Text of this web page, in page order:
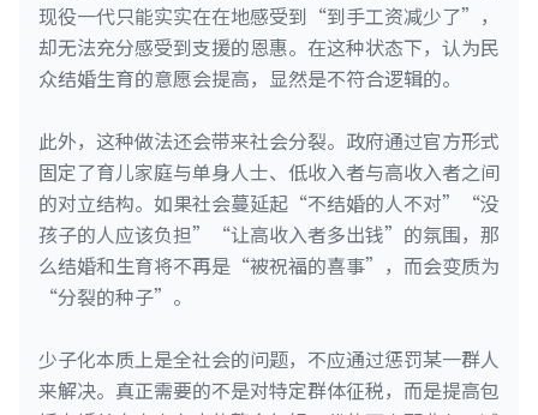
现役一代只能实实在在地感受到“到手工资减少了”，
却无法充分感受到支援的恩惠。在这种状态下，认为民
众结婚生育的意愿会提高，显然是不符合逻辑的。
此外，这种做法还会带来社会分裂。政府通过官方形式
固定了育儿家庭与单身人士、低收入者与高收入者之间
的对立结构。如果社会蔓延起“不结婚的人不对”“没
孩子的人应该负担”“让高收入者多出钱”的氛围，那
么结婚和生育将不再是“被祝福的喜事”，而会变质为
“分裂的种子”。
少子化本质上是全社会的问题，不应通过惩罚某一群人
来解决。真正需要的不是对特定群体征税，而是提高包